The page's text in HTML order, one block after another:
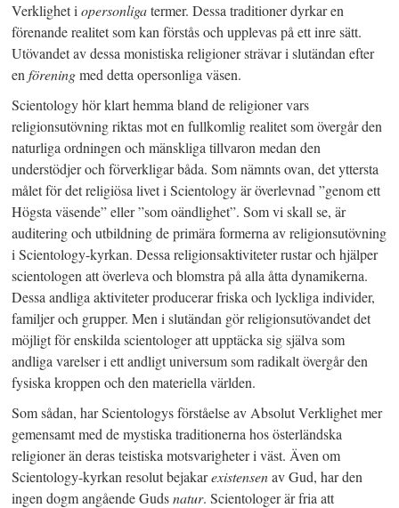
Verklighet i opersonligatermer. Dessa traditioner dyrkar en
förenande realitet som kan förstås och upplevas på ett inre sätt.
Utövandet av dessa monistiska religioner strävar i slutändan efter
en föreningmed detta opersonliga väsen.
Scientology hör klart hemma bland de religioner vars
religionsutövning riktas mot en fullkomlig realitet som övergår den
naturliga ordningen och mänskliga tillvaron medan den
understödjer och förverkligar båda. Som nämnts ovan, det yttersta
målet för det religiösa livet i Scientology är överlevnad ”genom ett
Högsta väsende” eller ”som oändlighet”. Som vi skall se, är
auditering och utbildning de primära formerna av religionsutövning
i Scientology-kyrkan. Dessa religionsaktiviteter rustar och hjälper
scientologen att överleva och blomstra på alla åtta dynamikerna.
Dessa andliga aktiviteter producerar friska och lyckliga individer,
familjer och grupper. Men i slutändan gör religionsutövandet det
möjligt för enskilda scientologer att upptäcka sig själva som
andliga varelser i ett andligt universum som radikalt övergår den
fysiska kroppen och den materiella världen.
Som sådan, har Scientologys förståelse av Absolut Verklighet mer
gemensamt med de mystiska traditionerna hos österländska
religioner än deras teistiska motsvarigheter i väst. Även om
Scientology-kyrkan resolut bejakarexistensenav Gud, har den
ingen dogm angående Gudsnatur. Scientologer är fria att